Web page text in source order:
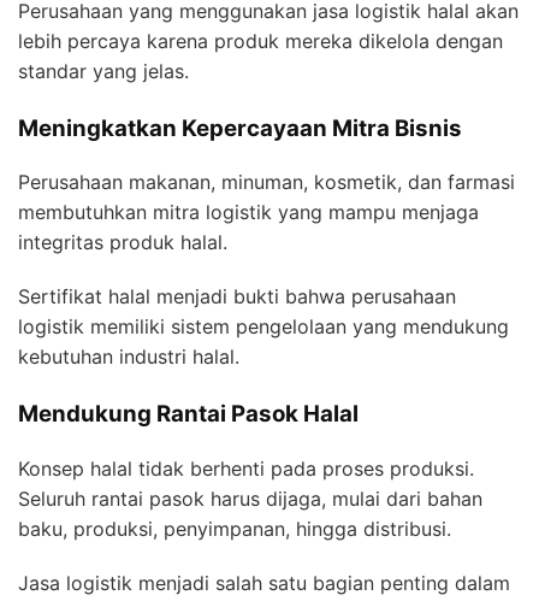
Perusahaan yang menggunakan jasa logistik halal akan
lebih percaya karena produk mereka dikelola dengan
standar yang jelas.
Meningkatkan Kepercayaan Mitra Bisnis
Perusahaan makanan, minuman, kosmetik, dan farmasi
membutuhkan mitra logistik yang mampu menjaga
integritas produk halal.
Sertifikat halal menjadi bukti bahwa perusahaan
logistik memiliki sistem pengelolaan yang mendukung
kebutuhan industri halal.
Mendukung Rantai Pasok Halal
Konsep halal tidak berhenti pada proses produksi.
Seluruh rantai pasok harus dijaga, mulai dari bahan
baku, produksi, penyimpanan, hingga distribusi.
Jasa logistik menjadi salah satu bagian penting dalam